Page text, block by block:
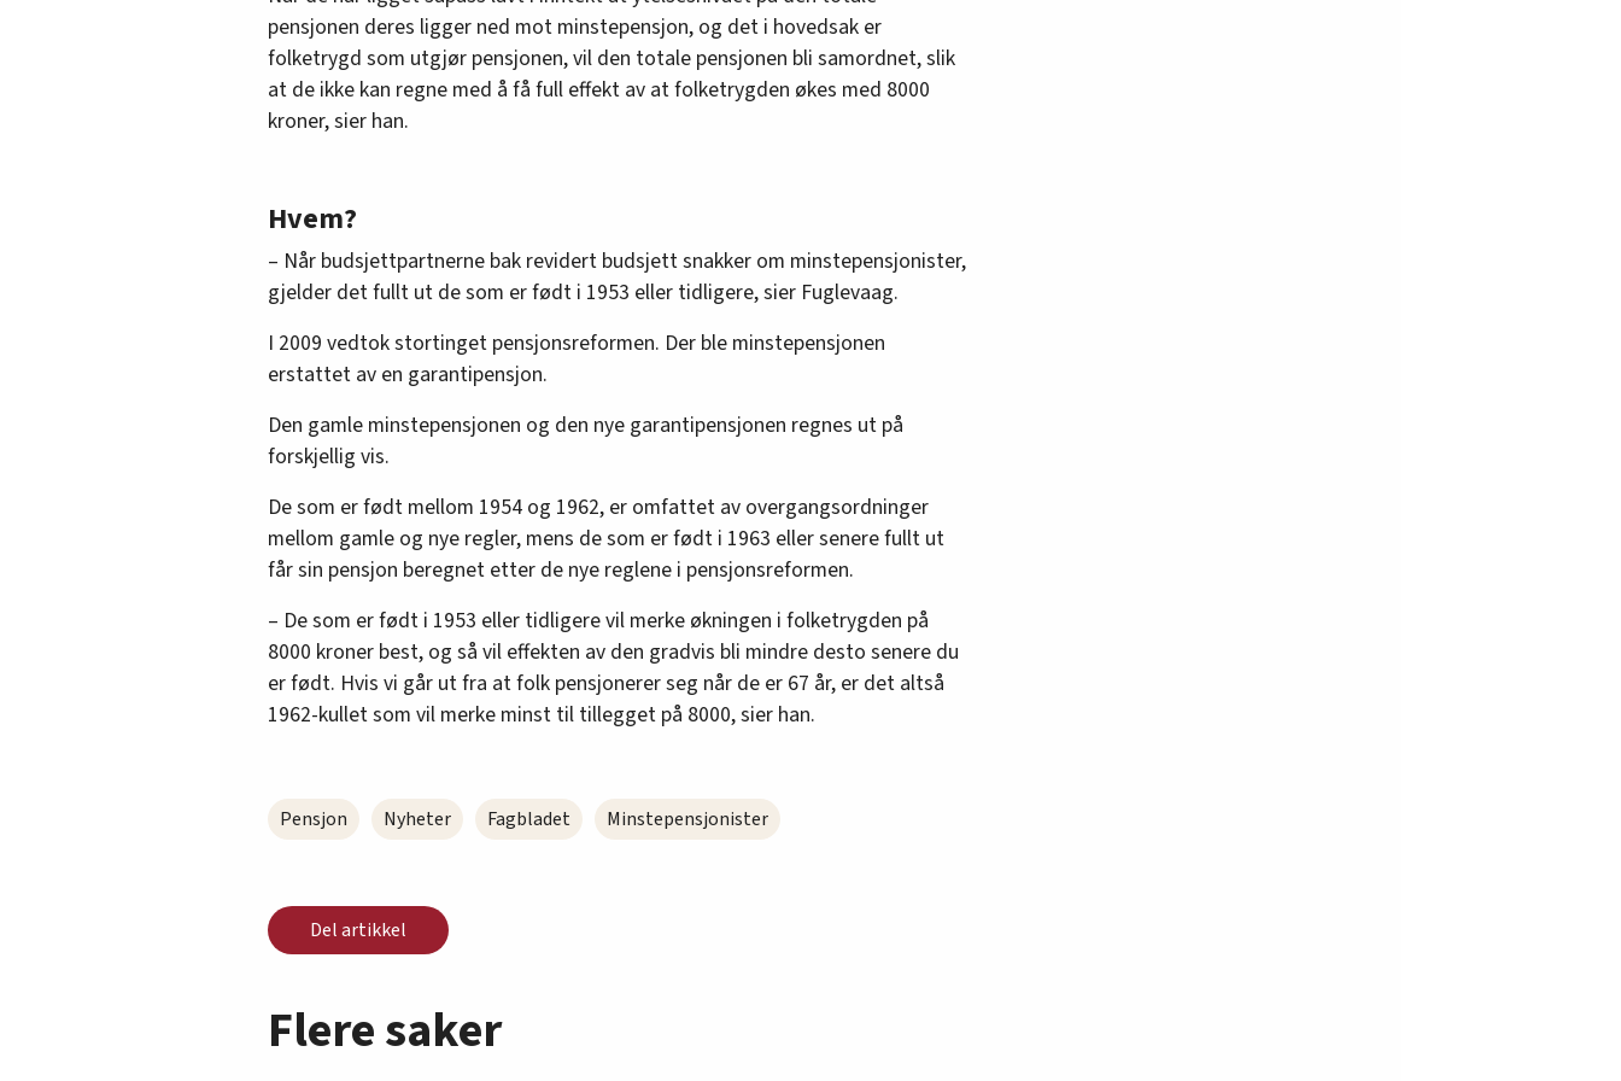
pensjonen deres ligger ned mot minstepensjon, og det i hovedsak er
folketrygd som utgjør pensjonen, vil den totale pensjonen bli samordnet, slik
at de ikke kan regne med å få full effekt av at folketrygden økes med 8000
kroner, sier han.
Hvem?
– Når budsjettpartnerne bak revidert budsjett snakker om minstepensjonister,
gjelder det fullt ut de som er født i 1953 eller tidligere, sier Fuglevaag.
I 2009 vedtok stortinget pensjonsreformen. Der ble minstepensjonen
erstattet av en garantipensjon.
Den gamle minstepensjonen og den nye garantipensjonen regnes ut på
forskjellig vis.
De som er født mellom 1954 og 1962, er omfattet av overgangsordninger
mellom gamle og nye regler, mens de som er født i 1963 eller senere fullt ut
får sin pensjon beregnet etter de nye reglene i pensjonsreformen.
– De som er født i 1953 eller tidligere vil merke økningen i folketrygden på
8000 kroner best, og så vil effekten av den gradvis bli mindre desto senere du
er født. Hvis vi går ut fra at folk pensjonerer seg når de er 67 år, er det altså
1962-kullet som vil merke minst til tillegget på 8000, sier han.
Pensjon Nyheter Fagbladet Minstepensjonister
Del artikkel
Flere saker